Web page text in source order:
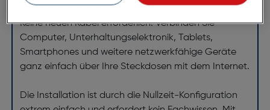
Keine neuen Kabel erforderlich! Verbinden Sie
Computer, Unterhaltungselektronik, Tablets,
Smartphones und weitere netzwerkfähige Geräte
ganz einfach über Ihre Steckdosen mit dem Internet.
Die Installation ist durch die Nullzeit-Konfiguration